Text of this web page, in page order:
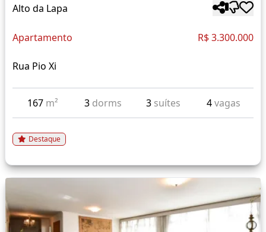
Alto da Lapa
Apartamento R$ 3.300.000
Rua Pio Xi
167 m² 3 dorms 3 suítes 4vagas
Destaque